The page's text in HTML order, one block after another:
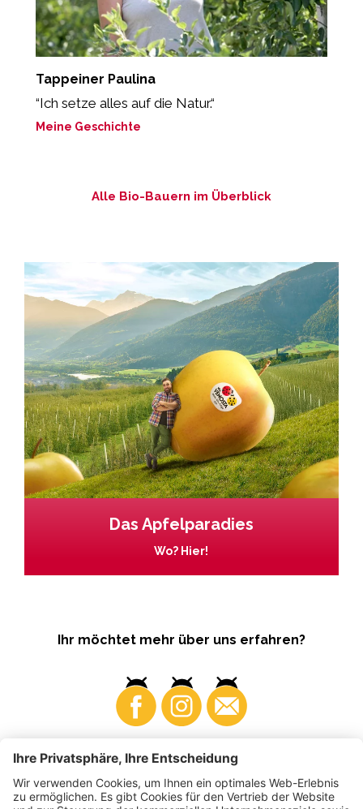
Tappeiner Paulina
“Ich setze alles auf die Natur.“
Meine Geschichte
Alle Bio-Bauern im Überblick
Das Apfelparadies
Wo? Hier!
Ihr möchtet mehr über uns erfahren?
Business Produzenten